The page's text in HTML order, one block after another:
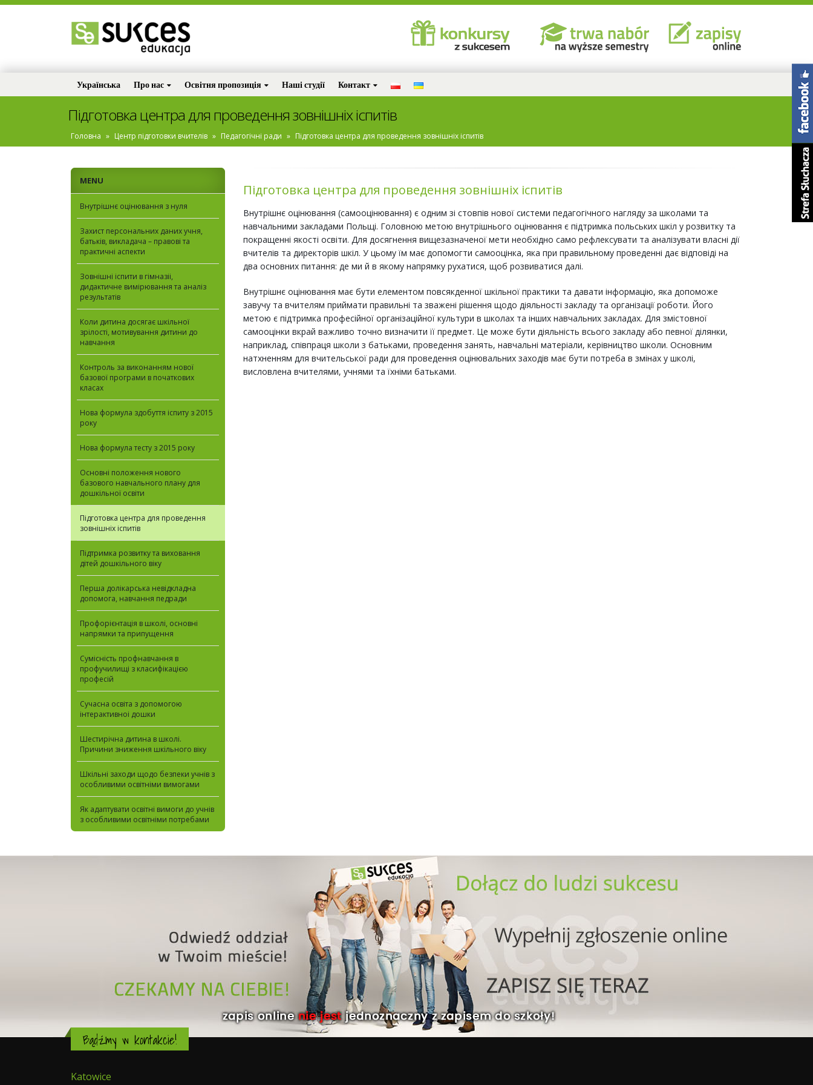
Українська Про нас Освітня пропозиція Наші студії Контакт
Підготовка центра для проведення зовнiшнiх iспитiв
Головна » Центр підготовки вчителів » Педагогічні ради » Підготовка центра для проведення зовнiшнiх iспитiв
Підготовка центра для проведення зовнiшнiх iспитiв
Внутрішнє оцінювання (самооцінювання) є одним зі стовпів нової системи педагогічного нагляду за школами та
навчальними закладами Польщі. Головною метою внутрішнього оцінювання є підтримка польських шкіл у розвитку та
покращенні якості освіти. Для досягнення вищезазначеної мети необхідно само рефлексувати та аналізувати власні дії
вчителів та директорів шкіл. У цьому їм має допомогти самооцінка, яка при правильному проведенні дає відповіді на
два основних питання: де ми й в якому напрямку рухатися, щоб розвиватися далі.
Внутрішнє оцінювання має бути елементом повсякденної шкільної практики та давати інформацію, яка допоможе
завучу та вчителям приймати правильні та зважені рішення щодо діяльності закладу та організації роботи. Його
метою є підтримка професійної організаційної культури в школах та інших навчальних закладах. Для змістовної
самооцінки вкрай важливо точно визначити її предмет. Це може бути діяльність всього закладу або певної ділянки,
наприклад, співпраця школи з батьками, проведення занять, навчальні матеріали, керівництво школи. Основним
натхненням для вчительської ради для проведення оцінювальних заходів має бути потреба в змінах у школі,
висловлена вчителями, учнями та їхніми батьками.
MENU
Внутрішнє оцінювання з нуля
Захист персональних даних учня,
батьків, викладача – правові та
практичні аспекти
Зовнiшнi iспити в гiмназii,
дидактичне вимірювання та аналіз
результатів
Коли дитина досягає шкільної
зрілості, мотивування дитини до
навчання
Контроль за виконанням нової
базової програми в початкових
класах
Нова формула здобуття іспиту з 2015
року
Нова формула тесту з 2015 року
Основні положення нового
базового навчального плану для
дошкільної освіти
Підготовка центра для проведення
зовнiшнiх iспитiв
Підтримка розвитку та виховання
дітей дошкільного віку
Перша долікарська невідкладна
допомога, навчання педради
Профорієнтація в школі, основні
напрямки та припущення
Сумісність профнавчання в
профучилищi з класифікацією
професій
Сучасна освіта з допомогою
інтерактивноi дошки
Шестирічна дитина в школі.
Причини зниження шкільного віку
Шкільні заходи щодо безпеки учнів з
особливими освітніми вимогами
Як адаптувати освітні вимоги до учнів
з особливими освітніми потребами
Bądźmy w kontakcie!
Katowice